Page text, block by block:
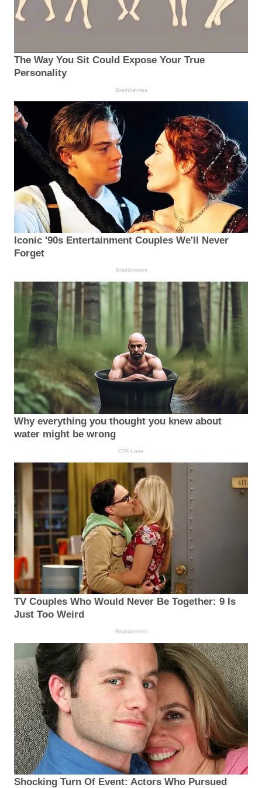
The Way You Sit Could Expose Your True
Personality
Brainberries
Iconic '90s Entertainment Couples We'll Never
Forget
Brainberries
Why everything you thought you knew about
water might be wrong
CTA Love
TV Couples Who Would Never Be Together: 9 Is
Just Too Weird
Brainberries
Shocking Turn Of Event: Actors Who Pursued